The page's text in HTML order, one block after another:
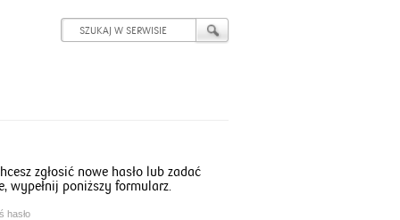
zgłosić nowe hasło lub zadać
wypełnij poniższy formularz.
hasło